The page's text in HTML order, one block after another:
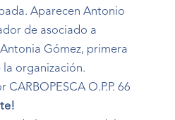
Aparecen Antonio
de asociado a
Gómez, primera
organización.
O.P.P. 66